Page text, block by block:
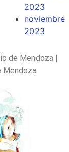
2023
noviembre
2023
de Mendoza |
Mendoza